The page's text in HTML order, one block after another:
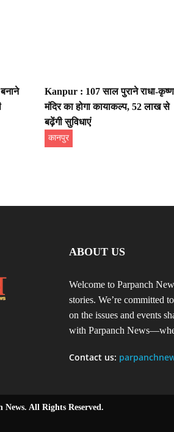
Kanpur : 107 साल पुराने राधा-कृष्ण
मंदिर का होगा कायाकल्प, 52 लाख से
बढ़ेंगी सुविधाएं
कानपुर
ABOUT US
Welcome to Parpanch
stories. We’re committed
on the issues and events
with Parpanch
Contact us:
All Rights Reserved.